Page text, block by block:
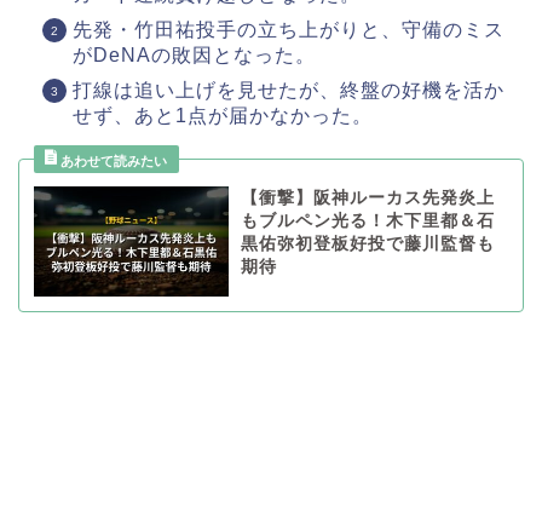
先発・竹田祐投手の立ち上がりと、守備のミス
がDeNAの敗因となった。
打線は追い上げを見せたが、終盤の好機を活か
せず、あと1点が届かなかった。
【衝撃】阪神ルーカス先発炎上
もブルペン光る！木下里都＆石
黒佑弥初登板好投で藤川監督も
期待